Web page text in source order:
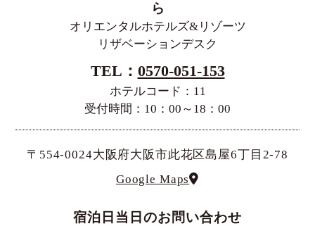
ら
オリエンタルホテルズ&リゾーツ
リザベーションデスク
TEL： 0570-051-153
ホテルコード：11
受付時間：10：00～18：00
〒554-0024大阪府大阪市此花区島屋6丁目2-78
Google Maps
宿泊日当日のお問い合わせ